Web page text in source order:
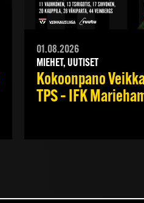
01.08.2026
MIEHET, UUTISET
Kokoonpano
TPS – IFK